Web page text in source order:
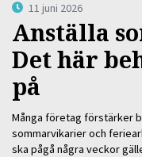
11 juni 2026
Anställa
Det här
på
Många företag förstärker
sommarvikarier och
ska pågå några veckor